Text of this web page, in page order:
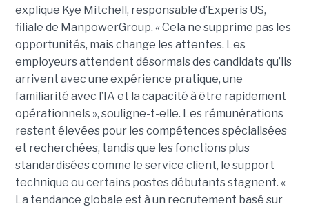
explique Kye Mitchell, responsable d’Experis US,
filiale de ManpowerGroup. « Cela ne supprime pas les
opportunités, mais change les attentes. Les
employeurs attendent désormais des candidats qu’ils
arrivent avec une expérience pratique, une
familiarité avec l’IA et la capacité à être rapidement
opérationnels », souligne-t-elle. Les rémunérations
restent élevées pour les compétences spécialisées
et recherchées, tandis que les fonctions plus
standardisées comme le service client, le support
technique ou certains postes débutants stagnent. «
La tendance globale est à un recrutement basé sur